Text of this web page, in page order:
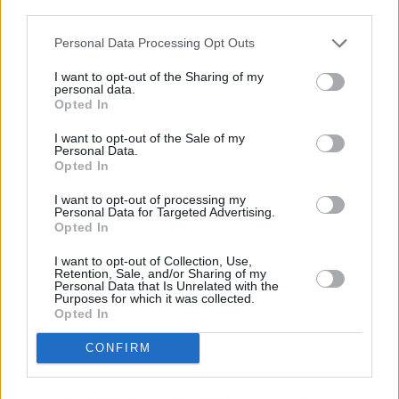
negar su consentimiento. Tenga en cuenta que algún
de su consentimiento, pero usted tiene el derecho de
rechazar tal procesamiento. Sus preferencias se aplicarán
cualquier momento entrando de nuevo en este sitio web o
visitando nuestra política de privacidad.
Personal Data Processing Opt Outs
I want to opt-out of the Sharing of my
personal data.
Opted In
I want to opt-out of the Sale of my
Personal Data.
Opted In
I want to opt-out of processing my
Personal Data for Targeted Advertising.
Opted In
I want to opt-out of Collection, Use,
Retention, Sale, and/or Sharing of my
Personal Data that Is Unrelated with the
Purposes for which it was collected.
Opted In
CONFIRM